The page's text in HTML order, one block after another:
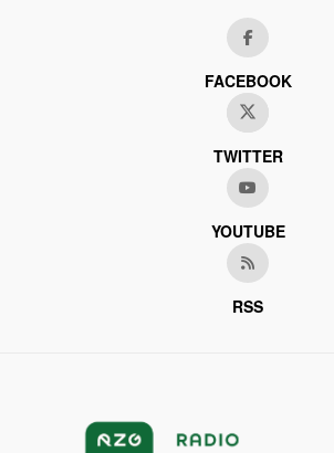
FACEBOOK
TWITTER
YOUTUBE
RSS